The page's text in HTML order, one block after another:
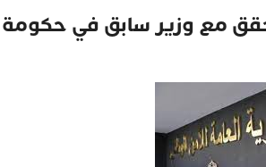
مع وزير سابق في حكومة